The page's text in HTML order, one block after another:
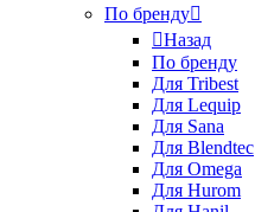
По бренду
Назад
По бренду
Для Tribest
Для Lequip
Для Sana
Для Blendtec
Для Omega
Для Hurom